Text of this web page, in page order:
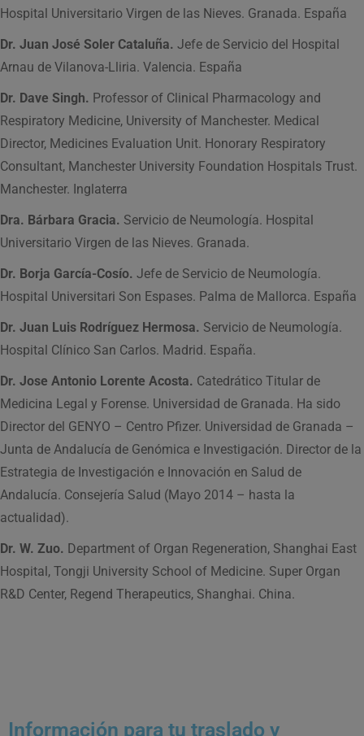
Hospital Universitario Virgen de las Nieves. Granada. España
Dr. Juan José Soler Cataluña. Jefe de Servicio del Hospital
Arnau de Vilanova-Lliria. Valencia. España
Dr. Dave Singh. Professor of Clinical Pharmacology and
Respiratory Medicine, University of Manchester. Medical
Director, Medicines Evaluation Unit. Honorary Respiratory
Consultant, Manchester University Foundation Hospitals Trust.
Manchester. Inglaterra
Dra. Bárbara Gracia. Servicio de Neumología. Hospital
Universitario Virgen de las Nieves. Granada.
Dr. Borja García-Cosío. Jefe de Servicio de Neumología.
Hospital Universitari Son Espases. Palma de Mallorca. España
Dr. Juan Luis Rodríguez Hermosa. Servicio de Neumología.
Hospital Clínico San Carlos. Madrid. España.
Dr. Jose Antonio Lorente Acosta. Catedrático Titular de
Medicina Legal y Forense. Universidad de Granada. Ha sido
Director del GENYO – Centro Pfizer. Universidad de Granada –
Junta de Andalucía de Genómica e Investigación. Director de la
Estrategia de Investigación e Innovación en Salud de
Andalucía. Consejería Salud (Mayo 2014 – hasta la
actualidad).
Dr. W. Zuo. Department of Organ Regeneration, Shanghai East
Hospital, Tongji University School of Medicine. Super Organ
R&D Center, Regend Therapeutics, Shanghai. China.
Información para tu traslado y